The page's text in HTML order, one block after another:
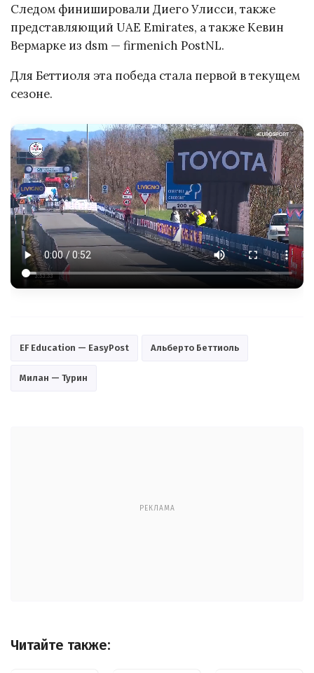
Следом финишировали Диего Улисси, также
представляющий UAE Emirates, а также Кевин
Вермарке из dsm — firmenich PostNL.
Для Беттиоля эта победа стала первой в текущем
сезоне.
EF Education — EasyPost Альберто Беттиоль
Милан — Турин
РЕКЛАМА
Читайте также: